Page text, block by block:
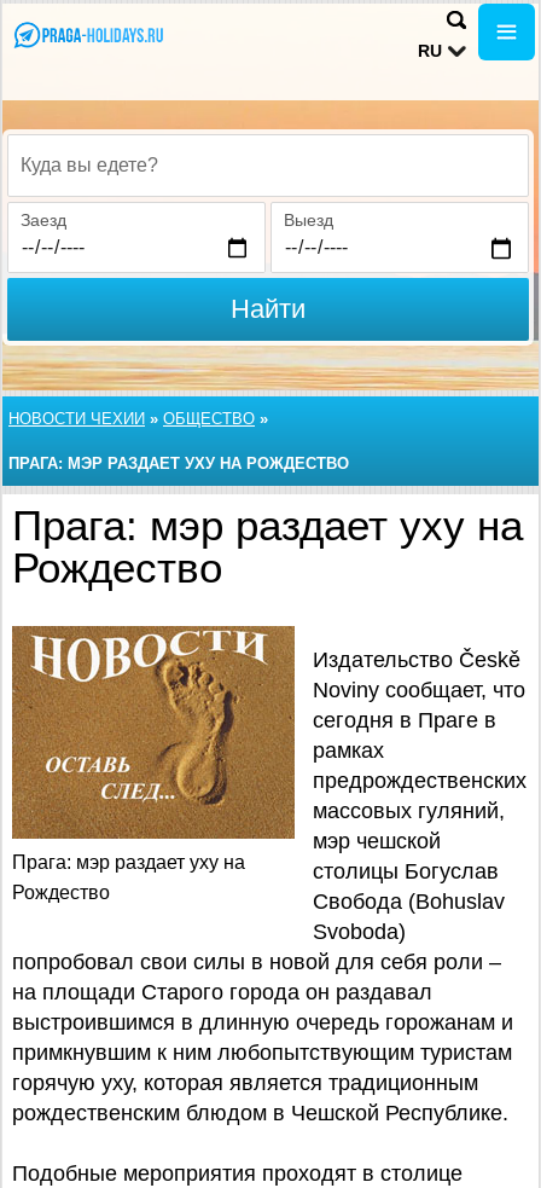
RU
Куда вы едете?
Заезд Выезд
Найти
НОВОСТИ ЧЕХИИ » ОБЩЕСТВО »
ПРАГА: МЭР РАЗДАЕТ УХУ НА РОЖДЕСТВО
Прага: мэр раздает уху на
Рождество
Прага: мэр раздает уху на
Рождество
Издательство Českě
Noviny сообщает, что
сегодня в Праге в
рамках
предрождественских
массовых гуляний,
мэр чешской
столицы Богуслав
Свобода (Bohuslav
Svoboda)
попробовал свои силы в новой для себя роли –
на площади Старого города он раздавал
выстроившимся в длинную очередь горожанам и
примкнувшим к ним любопытствующим туристам
горячую уху, которая является традиционным
рождественским блюдом в Чешской Республике.
Подобные мероприятия проходят в столице